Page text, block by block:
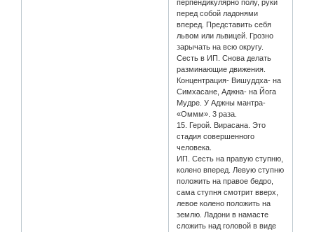
перпендикулярно полу, руки
перед собой ладонями
вперед. Представить себя
львом или львицей. Грозно
зарычать на всю округу.
Сесть в ИП. Снова делать
разминающие движения.
Концентрация- Вишуддха- на
Симхасане, Аджна- на Йога
Мудре. У Аджны мантра-
«Оммм». 3 раза.
15. Герой. Вирасана. Это
стадия совершенного
человека.
ИП. Сесть на правую ступню,
колено вперед. Левую ступню
положить на правое бедро,
сама ступня смотрит вверх,
левое колено положить на
землю. Ладони в намасте
сложить над головой в виде